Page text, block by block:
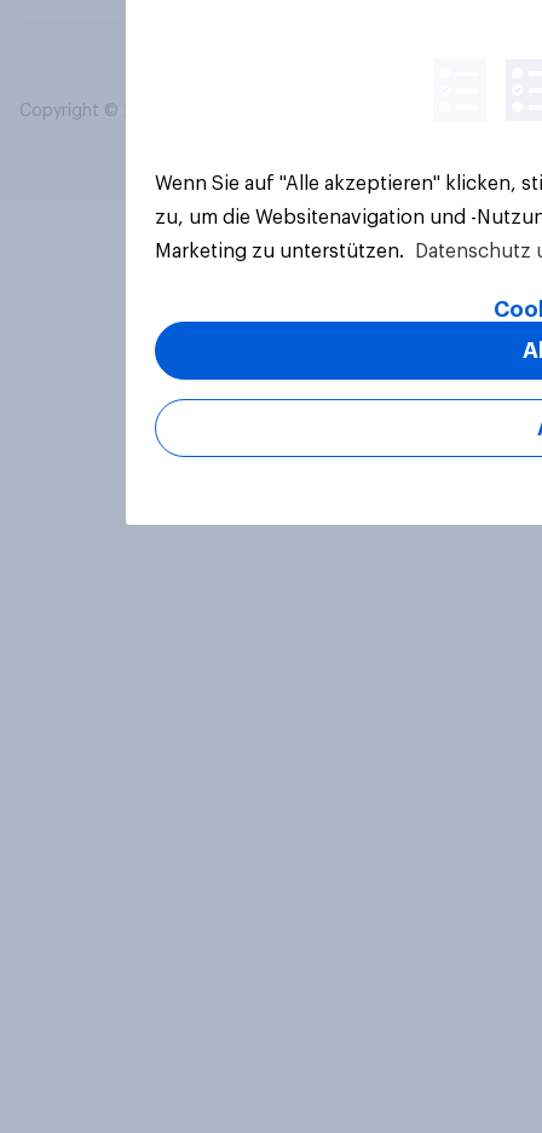
Copyright © 2026 YouGov PLC. Alle Rechte vorbehalten.
Wenn Sie auf "Alle akzeptieren" klicken,
zu, um die Websitenavigation und -
Marketing zu unterstützen.
Datenschutz